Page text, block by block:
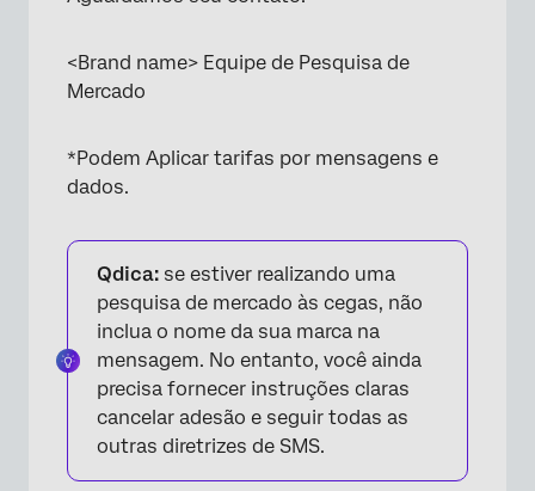
<Brand name> Equipe de Pesquisa de
Mercado
*Podem Aplicar tarifas por mensagens e
dados.
Qdica: se estiver realizando uma
pesquisa de mercado às cegas, não
inclua o nome da sua marca na
mensagem. No entanto, você ainda
precisa fornecer instruções claras
cancelar adesão e seguir todas as
outras diretrizes de SMS.